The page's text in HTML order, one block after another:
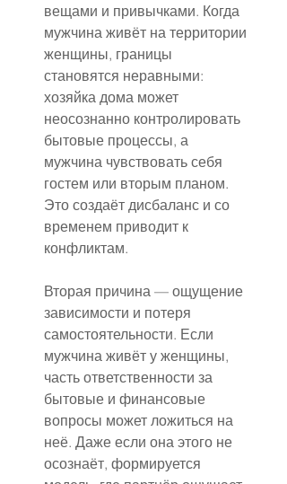
вещами и привычками. Когда
мужчина живёт на территории
женщины, границы
становятся неравными:
хозяйка дома может
неосознанно контролировать
бытовые процессы, а
мужчина чувствовать себя
гостем или вторым планом.
Это создаёт дисбаланс и со
временем приводит к
конфликтам.
Вторая причина — ощущение
зависимости и потеря
самостоятельности. Если
мужчина живёт у женщины,
часть ответственности за
бытовые и финансовые
вопросы может ложиться на
неё. Даже если она этого не
осознаёт, формируется